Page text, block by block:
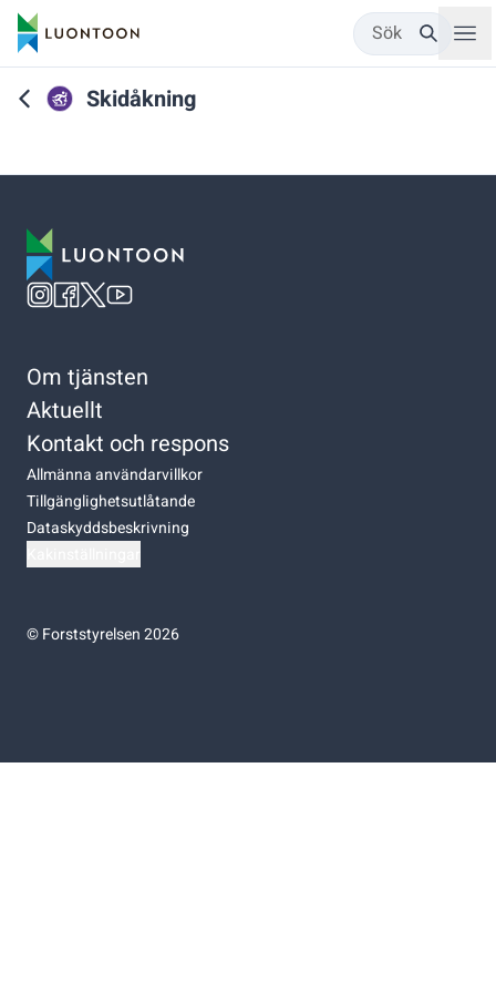
Sök
Skidåkning
Om tjänsten
Aktuellt
Kontakt och respons
Allmänna användarvillkor
Tillgänglighetsutlåtande
Dataskyddsbeskrivning
©Forststyrelsen 2026